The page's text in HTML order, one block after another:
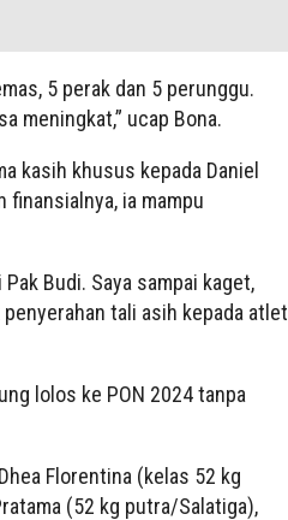
5 perak dan 5 perunggu.
meningkat,” ucap Bona.
kasih khusus kepada Daniel
finansialnya, ia mampu
Budi. Saya sampai kaget,
tali asih kepada atlet
lolos ke PON 2024 tanpa
Florentina (kelas 52 kg
(52 kg putra/Salatiga),